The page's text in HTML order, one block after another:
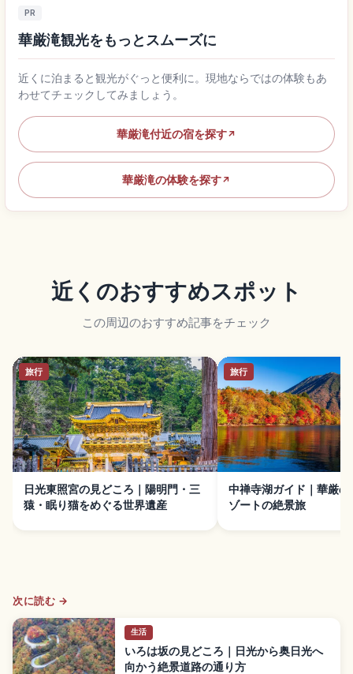
PR
華厳滝観光をもっとスムーズに
近くに泊まると観光がぐっと便利に。現地ならではの体験もあ
わせてチェックしてみましょう。
華厳滝付近の宿を探す↗
華厳滝の体験を探す↗
近くのおすすめスポット
この周辺のおすすめ記事をチェック
旅行
日光東照宮の見どころ｜陽明門・三
猿・眠り猫をめぐる世界遺産
旅行
中禅寺湖ガイド｜華厳の
ゾートの絶景旅
次に読む →
生活
いろは坂の見どころ｜日光から奥日光へ
向かう絶景道路の通り方